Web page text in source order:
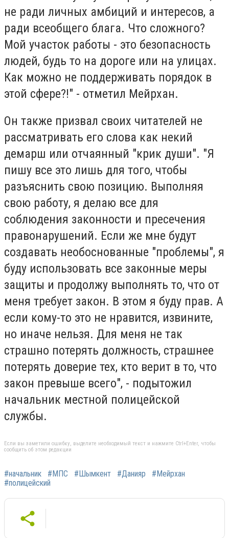
не ради личных амбиций и интересов, а
ради всеобщего блага. Что сложного?
Мой участок работы - это безопасность
людей, будь то на дороге или на улицах.
Как можно не поддерживать порядок в
этой сфере?!" - отметил Мейрхан.
Он также призвал своих читателей не
рассматривать его слова как некий
демарш или отчаянный "крик души". "Я
пишу все это лишь для того, чтобы
разъяснить свою позицию. Выполняя
свою работу, я делаю все для
соблюдения законности и пресечения
правонарушений. Если же мне будут
создавать необоснованные "проблемы", я
буду использовать все законные меры
защиты и продолжу выполнять то, что от
меня требует закон. В этом я буду прав. А
если кому-то это не нравится, извините,
но иначе нельзя. Для меня не так
страшно потерять должность, страшнее
потерять доверие тех, кто верит в то, что
закон превыше всего", - подытожил
начальник местной полицейской
службы.
Если вы заметили ошибку, выделите необходимый текст и нажмите Ctrl+Enter, чтобы
сообщить об этом редакции
#начальник #МПС #Шымкент #Данияр
#Мейрхан
#полицейский